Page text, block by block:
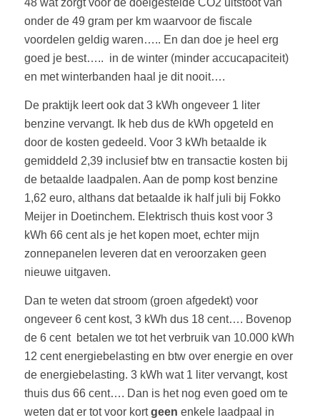
48 wat zorgt voor de doelgestelde CO2 uitstoot van
onder de 49 gram per km waarvoor de fiscale
voordelen geldig waren….. En dan doe je heel erg
goed je best….. in de winter (minder accucapaciteit)
en met winterbanden haal je dit nooit….
De praktijk leert ook dat 3 kWh ongeveer 1 liter
benzine vervangt. Ik heb dus de kWh opgeteld en
door de kosten gedeeld. Voor 3 kWh betaalde ik
gemiddeld 2,39 inclusief btw en transactie kosten bij
de betaalde laadpalen. Aan de pomp kost benzine
1,62 euro, althans dat betaalde ik half juli bij Fokko
Meijer in Doetinchem. Elektrisch thuis kost voor 3
kWh 66 cent als je het kopen moet, echter mijn
zonnepanelen leveren dat en veroorzaken geen
nieuwe uitgaven.
Dan te weten dat stroom (groen afgedekt) voor
ongeveer 6 cent kost, 3 kWh dus 18 cent…. Bovenop
de 6 cent betalen we tot het verbruik van 10.000 kWh
12 cent energiebelasting en btw over energie en over
de energiebelasting. 3 kWh wat 1 liter vervangt, kost
thuis dus 66 cent…. Dan is het nog even goed om te
weten dat er tot voor kortgeen enkele laadpaal in